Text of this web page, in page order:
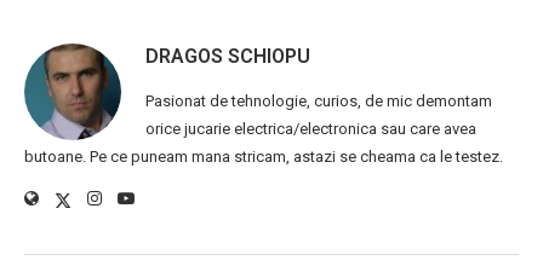
DRAGOS SCHIOPU
Pasionat de tehnologie, curios, de mic demontam
orice jucarie electrica/electronica sau care avea
butoane. Pe ce puneam mana stricam, astazi se cheama ca le testez.